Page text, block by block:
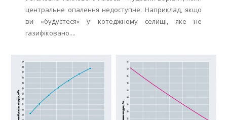
центральне опалення недоступне. Наприклад, якщо
ви «будуєтеся» у котеджному селищі, яке не
газифіковано....